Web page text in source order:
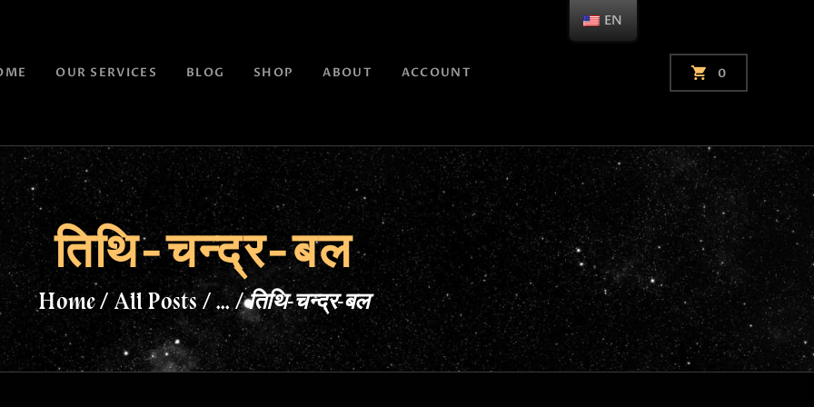
OUR SERVICES BLOG SHOP ABOUT ACCOUNT 0
तिथि-चन्द्र-बल
Home All Posts ... तिथि-चन्द्र-बल
EN